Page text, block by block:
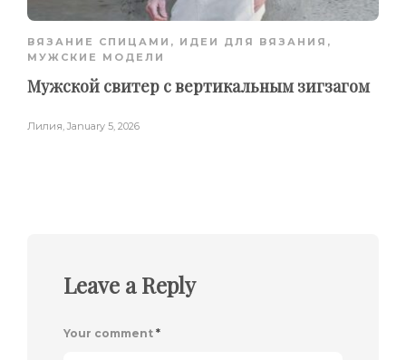
ВЯЗАНИЕ СПИЦАМИ , ИДЕИ ДЛЯ ВЯЗАНИЯ ,
МУЖСКИЕ МОДЕЛИ
Мужской свитер с вертикальным зигзагом
Лилия, January 5, 2026
Leave a Reply
Your comment *